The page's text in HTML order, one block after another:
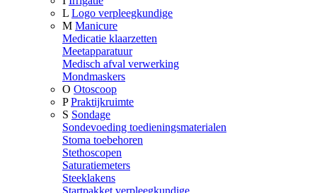
L Logo verpleegkundige
M Manicure
Medicatie klaarzetten
Meetapparatuur
Medisch afval verwerking
Mondmaskers
O Otoscoop
P Praktijkruimte
S Sondage
Sondevoeding toedieningsmaterialen
Stoma toebehoren
Stethoscopen
Saturatiemeters
Steeklakens